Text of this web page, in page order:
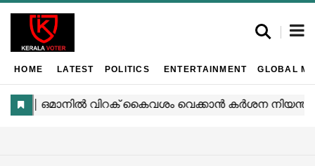
HOME LATEST POLITICS ENTERTAINMENT GLOBAL